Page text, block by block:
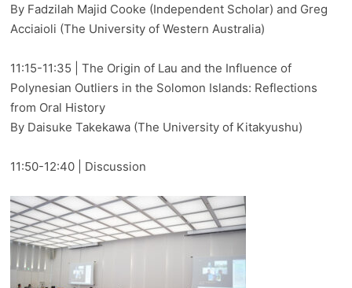
By Fadzilah Majid Cooke (Independent Scholar) and Greg
Acciaioli (The University of Western Australia)
11:15-11:35 | The Origin of Lau and the Influence of
Polynesian Outliers in the Solomon Islands: Reflections
from Oral History
By Daisuke Takekawa (The University of Kitakyushu)
11:50-12:40 | Discussion